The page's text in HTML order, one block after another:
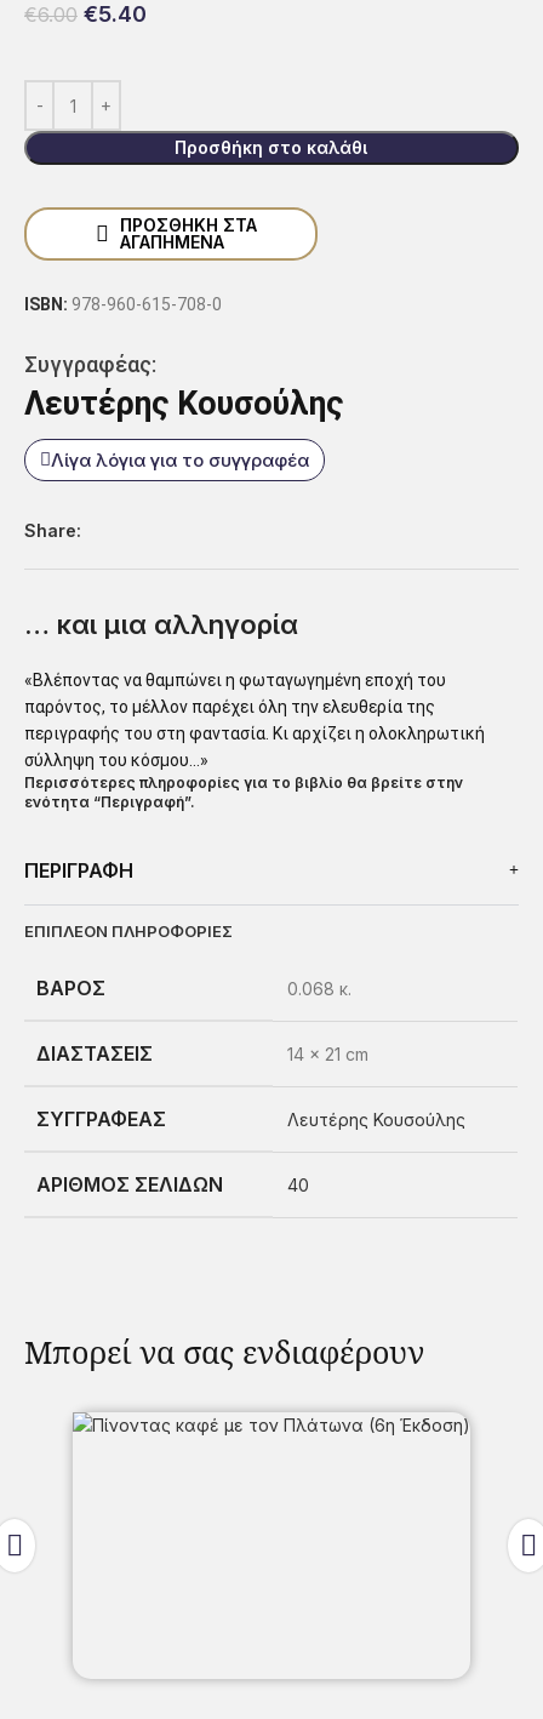
€6.00 €5.40
Προσθήκη στο καλάθι
ΠΡΟΣΘΗΚΗ ΣΤΑ
ΑΓΑΠΗΜΕΝΑ
ISBN: 978-960-615-708-0
Συγγραφέας:
Λευτέρης Κουσούλης
Λίγα λόγια για το συγγραφέα
Share:
… και μια αλληγορία
«Βλέποντας να θαμπώνει η φωταγωγημένη εποχή του
παρόντος, το μέλλον παρέχει όλη την ελευθερία της
περιγραφής του στη φαντασία. Κι αρχίζει η ολοκληρωτική
σύλληψη του κόσμου…»
Περισσότερες πληροφορίες για το βιβλίο θα βρείτε στην
ενότητα “Περιγραφή”.
ΠΕΡΙΓΡΑΦΗ
ΕΠΙΠΛΕΟΝ ΠΛΗΡΟΦΟΡΙΕΣ
ΒΑΡΟΣ 0.068 κ.
ΔΙΑΣΤΑΣΕΙΣ 14 × 21 cm
ΣΥΓΓΡΑΦΕΑΣ Λευτέρης Κουσούλης
ΑΡΙΘΜΟΣ ΣΕΛΙΔΩΝ 40
Μπορεί να σας ενδιαφέρουν